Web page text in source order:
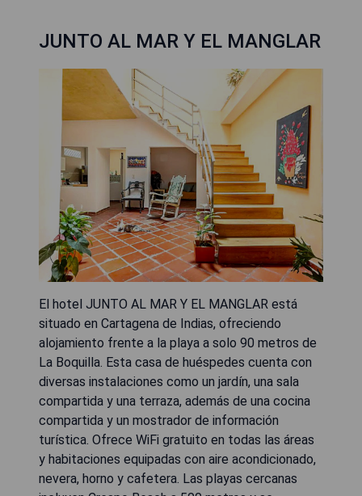
JUNTO AL MAR Y EL MANGLAR
El hotel JUNTO AL MAR Y EL MANGLAR está
situado en Cartagena de Indias, ofreciendo
alojamiento frente a la playa a solo 90 metros de
La Boquilla. Esta casa de huéspedes cuenta con
diversas instalaciones como un jardín, una sala
compartida y una terraza, además de una cocina
compartida y un mostrador de información
turística. Ofrece WiFi gratuito en todas las áreas
y habitaciones equipadas con aire acondicionado,
nevera, horno y cafetera. Las playas cercanas